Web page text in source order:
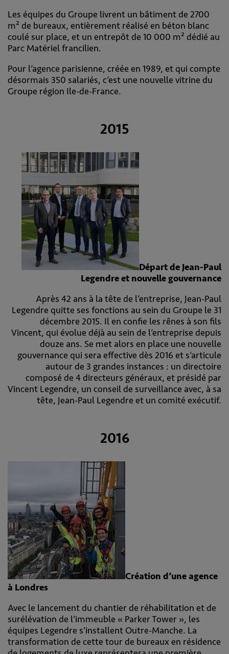
Les équipes du Groupe livrent un bâtiment de 2700
m² de bureaux, entièrement réalisé en béton blanc
coulé sur place, et un entrepôt de 10 000 m² dédié au
Parc Matériel francilien.
Pour l’agence parisienne, créée en 1989, et qui compte
désormais 350 salariés, c’est une nouvelle vitrine du
Groupe région Ile-de-France.
2015
Départ de Jean-Paul
Legendre et nouvelle gouvernance
Après 42 ans à la tête de l’entreprise, Jean-Paul
Legendre quitte ses fonctions au sein du Groupe le 31
décembre 2015. Il en confie les rênes à son fils
Vincent, qui évolue déjà au sein de l’entreprise depuis
douze ans. Se met alors en place une nouvelle
gouvernance qui sera effective dès 2016 et s’articule
autour de 3 grandes instances : un directoire
composé de 4 directeurs généraux, et présidé par
Vincent Legendre, un conseil de surveillance avec, à sa
tête, Jean-Paul Legendre et un comité exécutif.
2016
Création d’une agence
à Londres
Avec le lancement du chantier de réhabilitation et de
surélévation de l’immeuble « Parker Tower », les
équipes Legendre s’installent Outre-Manche. La
transformation de cette tour de bureaux en résidence